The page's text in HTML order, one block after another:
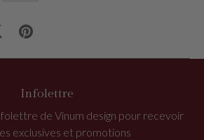
Infolettre
de Vinum design pour recevoir
exclusives et promotions